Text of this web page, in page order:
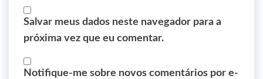
Salvar meus dados neste navegador para a
próxima vez que eu comentar.
Notifique-me sobre novos comentários por e-